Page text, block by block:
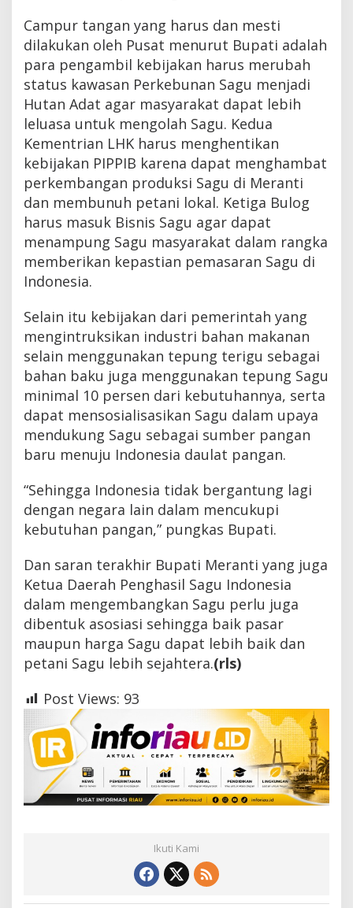
Campur tangan yang harus dan mesti
dilakukan oleh Pusat menurut Bupati adalah
para pengambil kebijakan harus merubah
status kawasan Perkebunan Sagu menjadi
Hutan Adat agar masyarakat dapat lebih
leluasa untuk mengolah Sagu. Kedua
Kementrian LHK harus menghentikan
kebijakan PIPPIB karena dapat menghambat
perkembangan produksi Sagu di Meranti
dan membunuh petani lokal. Ketiga Bulog
harus masuk Bisnis Sagu agar dapat
menampung Sagu masyarakat dalam rangka
memberikan kepastian pemasaran Sagu di
Indonesia.
Selain itu kebijakan dari pemerintah yang
mengintruksikan industri bahan makanan
selain menggunakan tepung terigu sebagai
bahan baku juga menggunakan tepung Sagu
minimal 10 persen dari kebutuhannya, serta
dapat mensosialisasikan Sagu dalam upaya
mendukung Sagu sebagai sumber pangan
baru menuju Indonesia daulat pangan.
“Sehingga Indonesia tidak bergantung lagi
dengan negara lain dalam mencukupi
kebutuhan pangan,” pungkas Bupati.
Dan saran terakhir Bupati Meranti yang juga
Ketua Daerah Penghasil Sagu Indonesia
dalam mengembangkan Sagu perlu juga
dibentuk asosiasi sehingga baik pasar
maupun harga Sagu dapat lebih baik dan
petani Sagu lebih sejahtera.(rls)
Post Views: 93
Ikuti Kami